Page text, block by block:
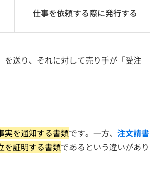
仕事を依頼する際に発行する
送り、それに対して売り手が「受注
実を通知する書類です。一方、 注文請書
を証明する書類であるという違いがあり